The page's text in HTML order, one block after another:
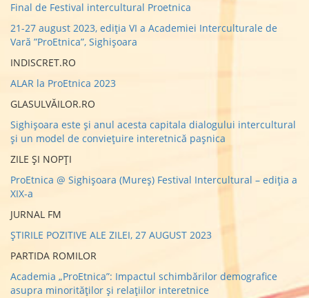
Final de Festival intercultural Proetnica
21-27 august 2023, ediția VI a Academiei Interculturale de
Vară ”ProEtnica”, Sighișoara
INDISCRET.RO
ALAR la ProEtnica 2023
GLASULVĂILOR.RO
Sighișoara este și anul acesta capitala dialogului intercultural
și un model de conviețuire interetnică pașnica
ZILE ȘI NOPȚI
ProEtnica @ Sighișoara (Mureș) Festival Intercultural – ediția a
XIX-a
JURNAL FM
ȘTIRILE POZITIVE ALE ZILEI, 27 AUGUST 2023
PARTIDA ROMILOR
Academia „ProEtnica”: Impactul schimbărilor demografice
asupra minorităţilor şi relaţiilor interetnice